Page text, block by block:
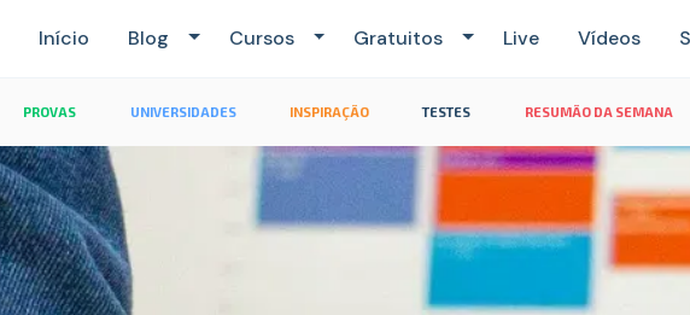
Início Blog Cursos Gratuitos Live Vídeos
PROVAS UNIVERSIDADES INSPIRAÇÃO TESTES RESUMÃO DA SEMANA